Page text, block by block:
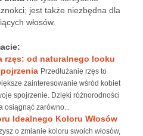
jest także niezbędna dla
włosów.
rzęs: od naturalnego looku
Przedłużanie rzęs to
zainteresowanie wśród kobiet
spojrzenie. Dzięki różnorodności
osiągnąć zarówno...
Idealnego Koloru Włosów
o zmianie koloru swoich włosów,